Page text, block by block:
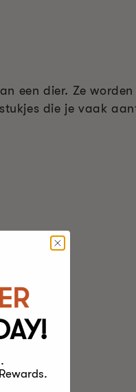
een dier. Ze
die je vaak